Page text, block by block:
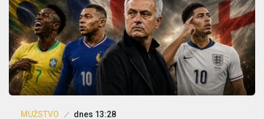
MUŽSTVO dnes 13:28